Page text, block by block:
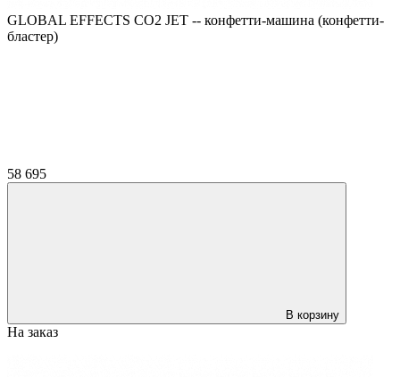
GLOBAL EFFECTS CO2 JET -- конфетти-машина (конфетти-
бластер)
58 695
В корзину
На заказ